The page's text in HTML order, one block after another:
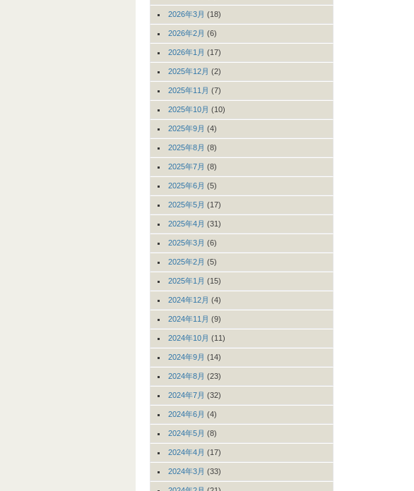
2026年3月 (18)
2026年2月 (6)
2026年1月 (17)
2025年12月 (2)
2025年11月 (7)
2025年10月 (10)
2025年9月 (4)
2025年8月 (8)
2025年7月 (8)
2025年6月 (5)
2025年5月 (17)
2025年4月 (31)
2025年3月 (6)
2025年2月 (5)
2025年1月 (15)
2024年12月 (4)
2024年11月 (9)
2024年10月 (11)
2024年9月 (14)
2024年8月 (23)
2024年7月 (32)
2024年6月 (4)
2024年5月 (8)
2024年4月 (17)
2024年3月 (33)